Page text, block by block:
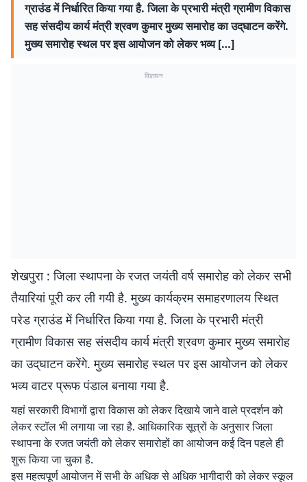
ग्राउंड में निर्धारित किया गया है. जिला के प्रभारी मंत्री ग्रामीण विकास
सह संसदीय कार्य मंत्री श्रवण कुमार मुख्य समारोह का उद‍्घाटन करेंगे.
मुख्य समारोह स्थल पर इस आयोजन को लेकर भव्य […]
विज्ञापन
शेखपुरा : जिला स्थापना के रजत जयंती वर्ष समारोह को लेकर सभी
तैयारियां पूरी कर ली गयी है. मुख्य कार्यक्रम समाहरणालय स्थित
परेड ग्राउंड में निर्धारित किया गया है. जिला के प्रभारी मंत्री
ग्रामीण विकास सह संसदीय कार्य मंत्री श्रवण कुमार मुख्य समारोह
का उद‍्घाटन करेंगे. मुख्य समारोह स्थल पर इस आयोजन को लेकर
भव्य वाटर प्रूफ पंडाल बनाया गया है.
यहां सरकारी विभागों द्वारा विकास को लेकर दिखाये जाने वाले प्रदर्शन को
लेकर स्टॉल भी लगाया जा रहा है. आधिकारिक सूत्रों के अनुसार जिला
स्थापना के रजत जयंती को लेकर समारोहों का आयोजन कई दिन पहले ही
शुरू किया जा चुका है.
इस महत्वपूर्ण आयोजन में सभी के अधिक से अधिक भागीदारी को लेकर स्कूल